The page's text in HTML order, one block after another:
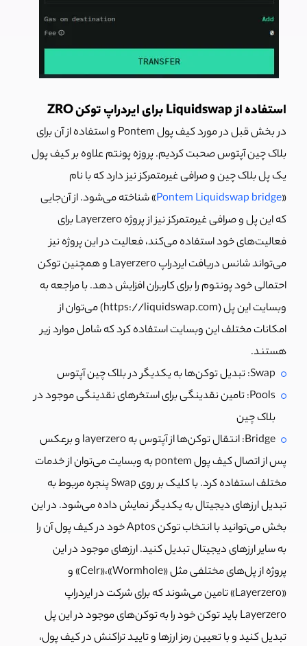
استفاده از Liquidswap برای ایردراپ توکن ZRO
در بخش قبل در مورد کیف پول Pontem و استفاده از آن برای
بلاک چین آپتوس صحبت کردیم. پروزه پونتم علاوه بر کیف پول
یک پل بلاک چین و صرافی غیرمتمرکز نیز دارد که با نام
«
Pontem Liquidswap bridge» شناخته می‌شود. از آن‌جایی
که این پل و صرافی غیرمتمرکز نیز از پروژه Layerzero برای
فعالیت‌های خود استفاده می‌کند، فعالیت در این پروژه نیز
می‌تواند شانس دریافت ایردراپ Layerzero و همچنین توکن
احتمالی خود پونتوم را برای کاربران افزایش دهد. با مراجعه به
وبسایت این پل (https://liquidswap.com) می‌توان از
امکانات مختلف این وبسایت استفاده کرد که شامل موارد زیر
هستند.
Swap: تبدیل توکن‌ها به یکدیگر در بلاک چین آپتوس
Pools: تامین نقدینگی برای استخرهای نقدینگی موجود در
بلاک چین
Bridge: انتقال توکن‌ها از آپتوس به layerzero و برعکس
پس از اتصال کیف پول pontem به وبسایت می‌توان از خدمات
مختلف استفاده کرد. با کلیک بر روی Swap پنجره مربوط به
تبدیل ارزهای دیجیتال به یکدیگر نمایش داده می‌شود. در این
بخش می‌توانید با انتخاب توکن Aptos خود در کیف پول آن را
به سایر ارزهای دیجیتال تبدیل کنید. ارزهای موجود در این
پروژه از پل‌های مختلفی مثل «Celr»،«Wormhole» و
«Layerzero» تامین می‌شوند که برای شرکت در ایردراپ
Layerzero باید توکن خود را به توکن‌های موجود در این پل
تبدیل کنید و با تعیین رمز ارزها و تایید تراکنش‌ در کیف پول،